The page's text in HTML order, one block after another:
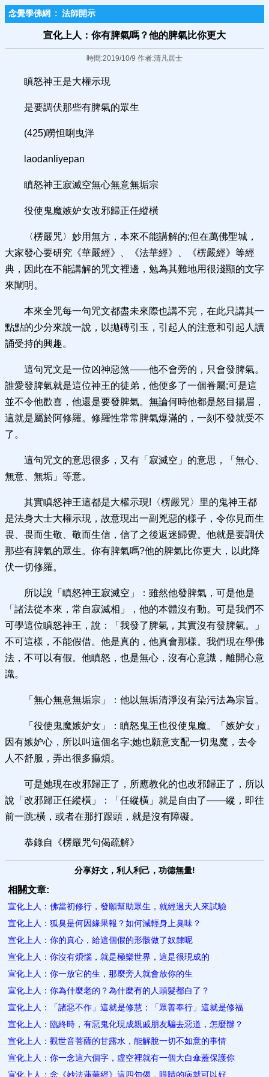
念覺學佛網 : 法師開示
宣化上人：你有脾氣嗎？他的脾氣比你更大
時間:2019/10/9 作者:清凡居士
瞋怒神王是大權示現
是要調伏那些有脾氣的眾生
(425)嘮怛唎曳泮
laodanliyepan
瞋怒神王寂滅空無心無意無垢宗
役使鬼魔嫉妒女改邪歸正任縱橫
〈楞嚴咒〉妙用無方，本來不能講解的;但在萬佛聖城，
大家發心要研究《華嚴經》、《法華經》、《楞嚴經》等經
典，因此在不能講解的咒文裡邊，勉為其難地用很淺顯的文字
來闡明。
本來全咒每一句咒文都盡未來際也講不完，在此只講其一
點點的少分來說一說，以拋磚引玉，引起人的注意和引起人讀
誦受持的興趣。
這句咒文是一位凶神惡煞——他不會旁的，只會發脾氣。
誰愛發脾氣就是這位神王的徒弟，他便多了一個眷屬;可是這
並不令他歡喜，他還是要發脾氣。無論何時他都是怒目揚眉，
這就是屬於阿修羅。修羅性常常脾氣爆滿的，一刻不發就受不
了。
這句咒文的意思很多，又有「寂滅空」的意思，「無心、
無意、無垢」等意。
其實瞋怒神王這都是大權示現!〈楞嚴咒〉里的鬼神王都
是法身大士大權示現，故意現出一副兇惡的樣子，令你見而生
畏、畏而生敬、敬而生信，信了之後返迷歸覺。他就是要調伏
那些有脾氣的眾生。你有脾氣嗎?他的脾氣比你更大，以此降
伏一切修羅。
所以說「瞋怒神王寂滅空」：雖然他發脾氣，可是他是
「諸法從本來，常自寂滅相」，他的本體沒有動。可是我們不
可學這位瞋怒神王，說：「我發了脾氣，其實沒有發脾氣。」
不可這樣，不能假借。他是真的，他真會那樣。我們現在學佛
法，不可以有假。他瞋怒，也是無心，沒有心意識，離開心意
識。
「無心無意無垢宗」：他以無垢清淨沒有染污法為宗旨。
「役使鬼魔嫉妒女」：瞋怒鬼王也役使鬼魔。「嫉妒女」
因有嫉妒心，所以叫這個名字;她也願意支配一切鬼魔，去令
人不舒服，弄出很多痲煩。
可是她現在改邪歸正了，所應教化的也改邪歸正了，所以
說「改邪歸正任縱橫」：「任縱橫」就是自由了——縱，即往
前一跳;橫，或者在那打跟頭，就是沒有障礙。
恭錄自《楞嚴咒句偈疏解》
分享好文，利人利己，功德無量!
相關文章:
宣化上人：佛當初修行，發願幫助眾生，就經過天人來試驗
宣化上人：狐臭是何因緣果報？如何減輕身上臭味？
宣化上人：你的真心，給這個假的形骸做了奴隸呢
宣化上人：你沒有煩惱，就是極樂世界，這是很現成的
宣化上人：你一放它的生，那麼旁人就會放你的生
宣化上人：你為什麼老的？為什麼有的人頭髮都白了？
宣化上人：「諸惡不作」這就是修慧；「眾善奉行」這就是修福
宣化上人：臨終時，有惡鬼化現成親戚朋友騙去惡道，怎麼辦？
宣化上人：觀世音菩薩的甘露水，能解脫一切不如意的事情
宣化上人：你一念這六個字，虛空裡就有一個大白傘蓋保護你
宣化上人：念《妙法蓮華經》這四句偈，眼睛的病就可以好